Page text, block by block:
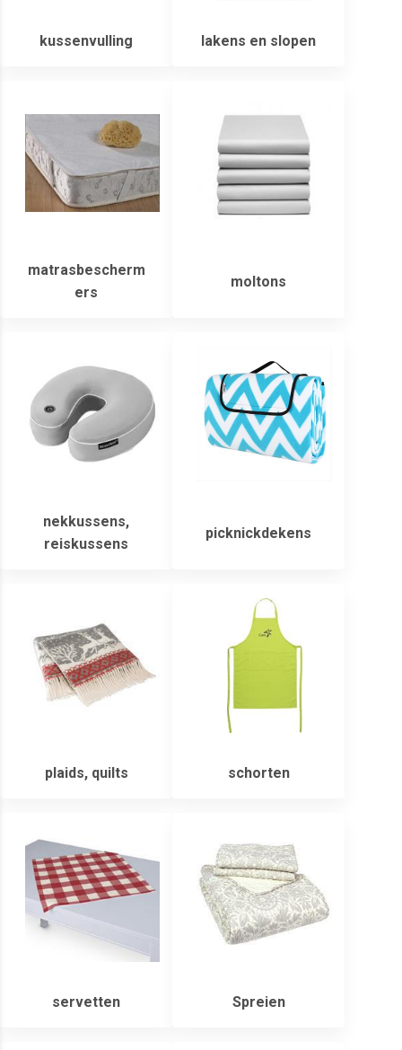
kussenvulling lakens en slopen
matrasbescherm
ers
moltons
nekkussens,
reiskussens
picknickdekens
plaids, quilts schorten
servetten Spreien